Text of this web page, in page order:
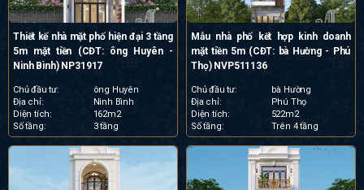
Thiết kế nhà mặt phố hiện đại 3 tầng
5m mặt tiền (CĐT: ông Huyên -
Ninh Bình) NP31917
Chủ đầu tư:
ông Huyên
Địa chỉ:
Ninh Bình
Diện tích:
162m2
Số tầng:
3 tầng
Mẫu nhà phố kết hợp kinh doanh
mặt tiền 5m (CĐT: bà Hường - Phú
Thọ) NVP511136
Chủ đầu tư:
bà Hường
Địa chỉ:
Phú Thọ
Diện tích:
522m2
Số tầng:
Trên 4 tầng